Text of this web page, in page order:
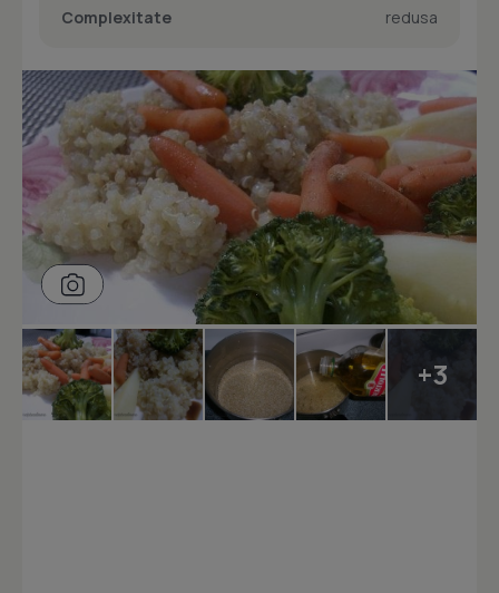
Complexitate
redusa
+3